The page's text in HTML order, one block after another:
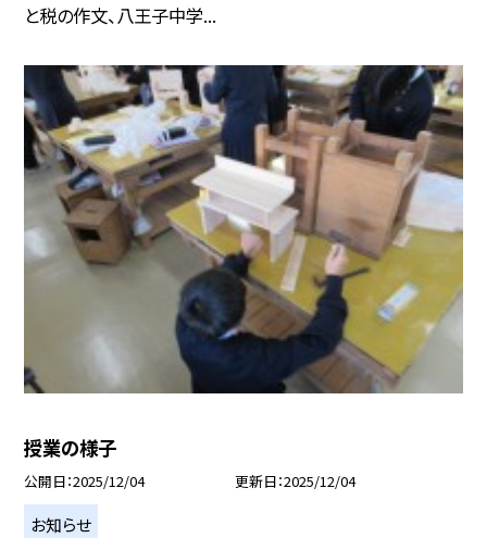
と税の作文、八王子中学...
授業の様子
公開日 2025/12/04 更新日 2025/12/04
お知らせ